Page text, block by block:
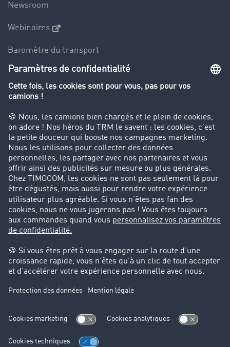
Newsroom
Webinaires
Baromètre du transport
Le dictionnaire du transport
Interdiction de circulation des poids lourds
Entreprise
Parrainage clients
Success Stories
Cadre légal
Mentions légales
Protection des données
Cookie-Einstellungen
Support